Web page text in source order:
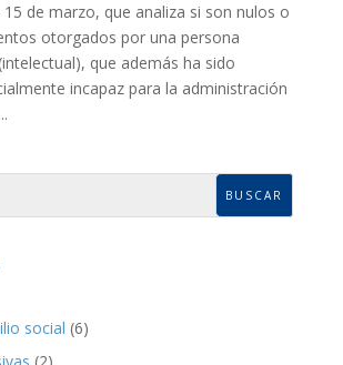
de marzo, que analiza si son nulos o
otorgados por una persona
que además ha sido
incapaz para la administración
social (6)